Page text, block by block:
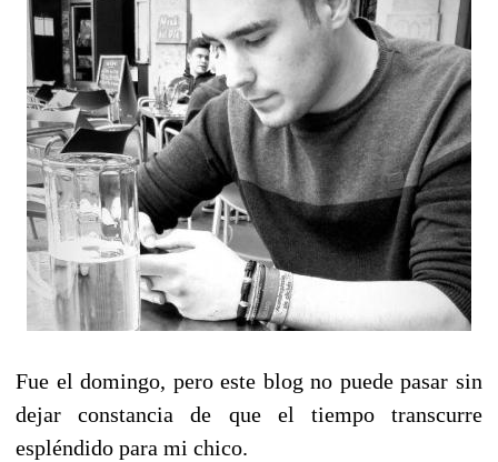
Fue el domingo, pero este blog no puede pasar sin
dejar constancia de que el tiempo transcurre
espléndido para mi chico.